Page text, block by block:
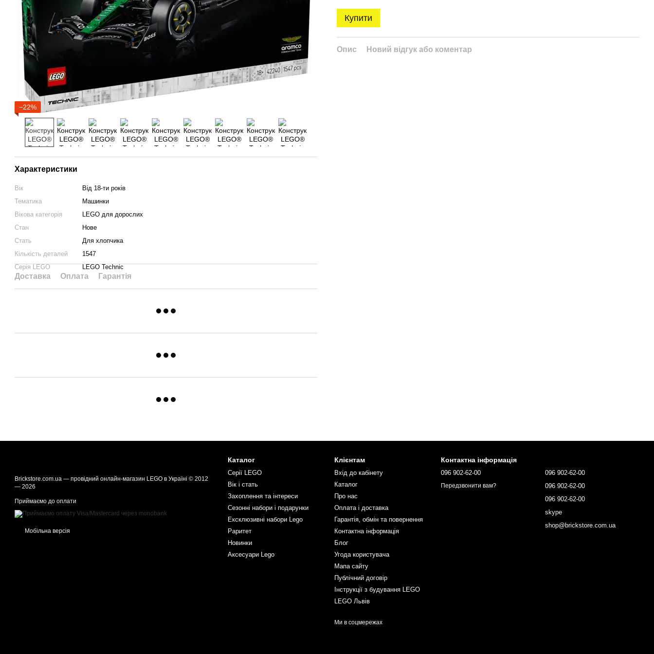
−22%
Характеристики
Вік
Від 18-ти років
Тематика
Машинки
Вікова категорія
LEGO для дорослих
Стан
Нове
Стать
Для хлопчика
Кількість деталей
1547
Серія LEGO
LEGO Technic
Доставка Оплата Гарантія
Купити
Опис Новий відгук або коментар
Brickstore.com.ua — провідний онлайн-магазин LEGO в Україні © 2012
— 2026
Приймаємо до оплати
Мобільна версія
Каталог
Серії LEGO
Вік і стать
Захоплення та інтереси
Сезонні набори і подарунки
Ексклюзивні набори Lego
Раритет
Новинки
Аксесуари Lego
Клієнтам
Вхід до кабінету
Каталог
Про нас
Оплата і доставка
Гарантія, обмін та повернення
Контактна інформація
Блог
Угода користувача
Мапа сайту
Публічний договір
Інструкції з будування LEGO
LEGO Львів
Ми в соцмережах
Контактна інформація
096 902-62-00
Передзвонити вам?
096 902-62-00
096 902-62-00
096 902-62-00
skype
shop@brickstore.com.ua